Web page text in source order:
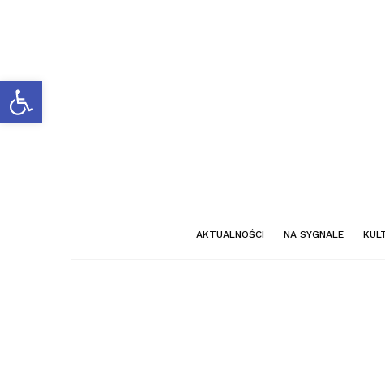
Otwórz pasek narzędzi
AKTUALNOŚCI NA SYGNALE